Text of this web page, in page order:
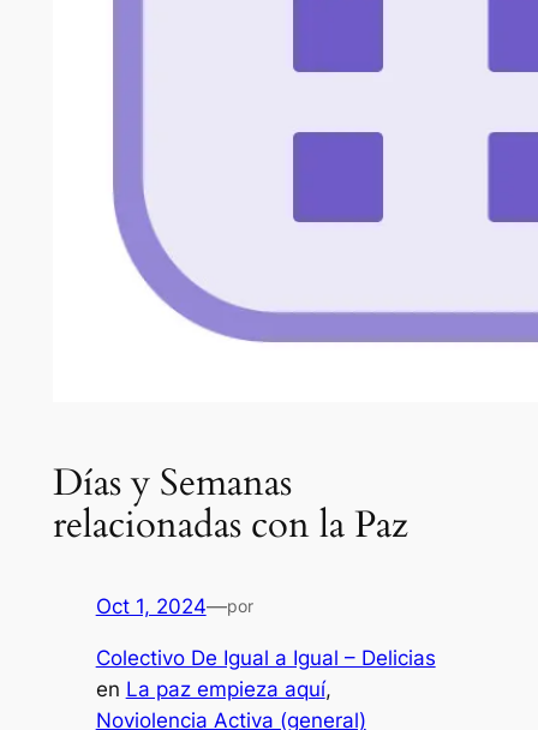
Días y Semanas
relacionadas con la Paz
Oct 1, 2024—por
Colectivo De Igual a Igual – Delicias
en La paz empieza aquí
Noviolencia Activa (general)